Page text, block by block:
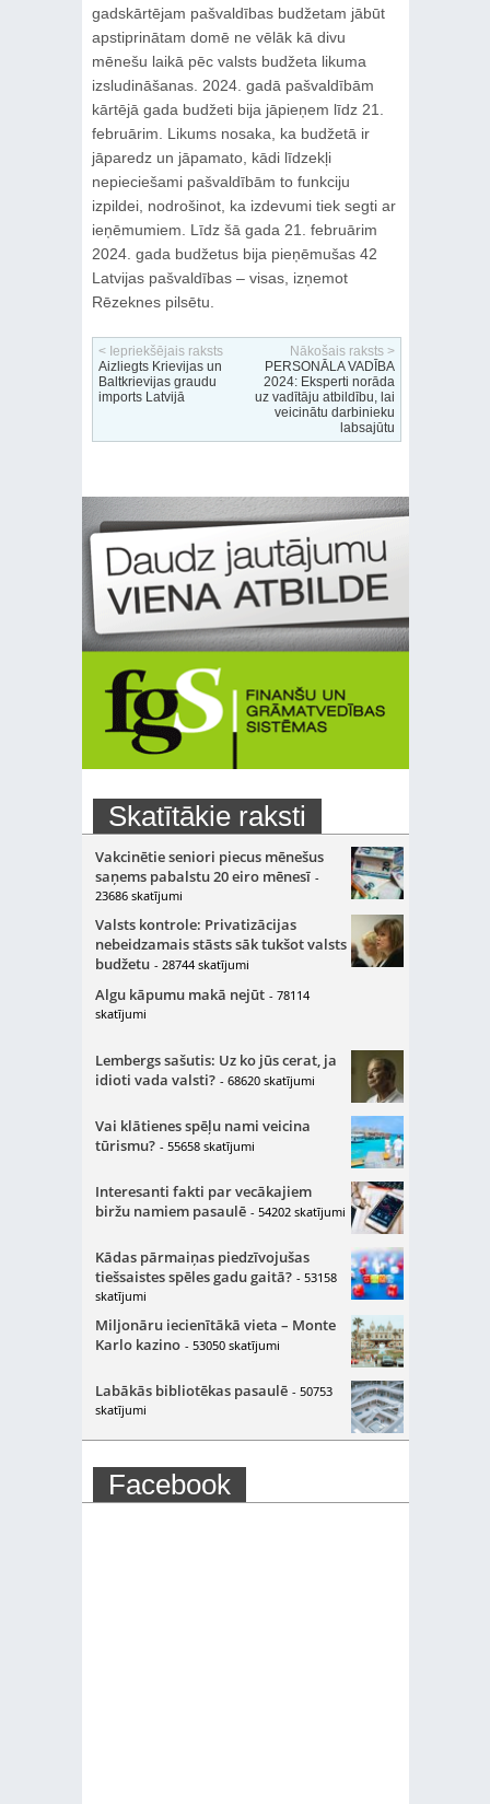
gadskārtējam pašvaldības budžetam jābūt
apstiprinātam domē ne vēlāk kā divu
mēnešu laikā pēc valsts budžeta likuma
izsludināšanas. 2024. gadā pašvaldībām
kārtējā gada budžeti bija jāpieņem līdz 21.
februārim. Likums nosaka, ka budžetā ir
jāparedz un jāpamato, kādi līdzekļi
nepieciešami pašvaldībām to funkciju
izpildei, nodrošinot, ka izdevumi tiek segti ar
ieņēmumiem. Līdz šā gada 21. februārim
2024. gada budžetus bija pieņēmušas 42
Latvijas pašvaldības – visas, izņemot
Rēzeknes pilsētu.
< Iepriekšējais raksts
Aizliegts Krievijas un
Baltkrievijas graudu
imports Latvijā
Nākošais raksts >
PERSONĀLA VADĪBA
2024: Eksperti norāda
uz vadītāju atbildību, lai
veicinātu darbinieku
labsajūtu
Skatītākie raksti
Vakcinētie seniori piecus mēnešus
saņems pabalstu 20 eiro mēnesī -
23686 skatījumi
Valsts kontrole: Privatizācijas
nebeidzamais stāsts sāk tukšot valsts
budžetu - 28744 skatījumi
Algu kāpumu makā nejūt - 78114
skatījumi
Lembergs sašutis: Uz ko jūs cerat, ja
idioti vada valsti? - 68620 skatījumi
Vai klātienes spēļu nami veicina
tūrismu? - 55658 skatījumi
Interesanti fakti par vecākajiem
biržu namiem pasaulē - 54202 skatījumi
Kādas pārmaiņas piedzīvojušas
tiešsaistes spēles gadu gaitā? - 53158
skatījumi
Miljonāru iecienītākā vieta – Monte
Karlo kazino - 53050 skatījumi
Labākās bibliotēkas pasaulē - 50753
skatījumi
Facebook